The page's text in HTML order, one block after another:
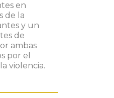
en
de la
y un
de
ambas
por el
violencia.